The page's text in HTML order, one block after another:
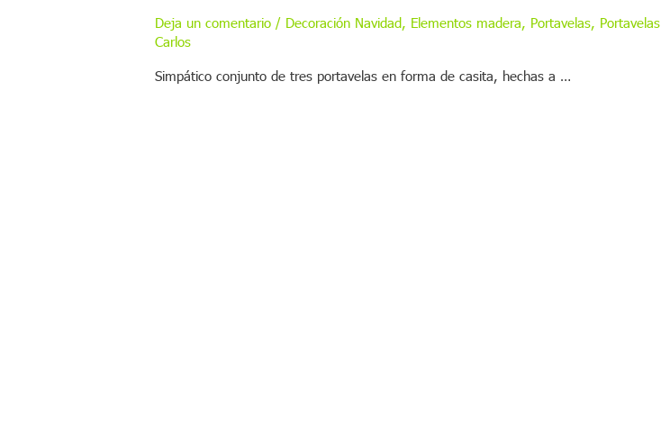
Deja un comentario / Decoración Navidad, Elementos madera, Portavelas, Portavelas
Carlos
Simpático conjunto de tres portavelas en forma de casita, hechas a …